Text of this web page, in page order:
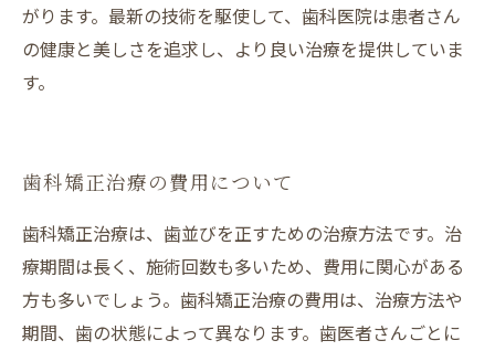
がります。最新の技術を駆使して、歯科医院は患者さん
の健康と美しさを追求し、より良い治療を提供していま
す。
歯科矯正治療の費用について
歯科矯正治療は、歯並びを正すための治療方法です。治
療期間は長く、施術回数も多いため、費用に関心がある
方も多いでしょう。歯科矯正治療の費用は、治療方法や
期間、歯の状態によって異なります。歯医者さんごとに